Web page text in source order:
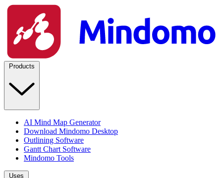
Products
AI Mind Map Generator
Download Mindomo Desktop
Outlining Software
Gantt Chart Software
Mindomo Tools
Uses